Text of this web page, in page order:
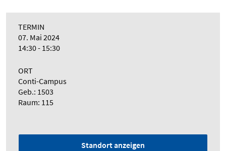
TERMIN
07. Mai 2024
14:30 - 15:30
ORT
Conti-Campus
Geb.: 1503
Raum: 115
Standort anzeigen